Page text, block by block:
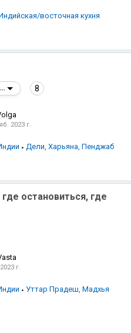
восточная кухня
8
2023 г.
Дели, Харьяна, Пенджаб
остановиться, где
г.
Уттар Прадеш, Мадхья